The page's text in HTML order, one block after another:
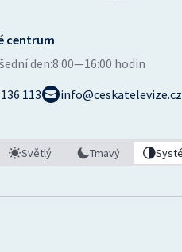
centrum
den:8:00—16:00 hodin
113
info@ceskatelevize.cz
Světlý Tmavý